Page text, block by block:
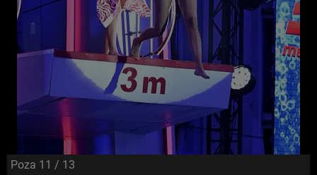
Poza 11 / 13